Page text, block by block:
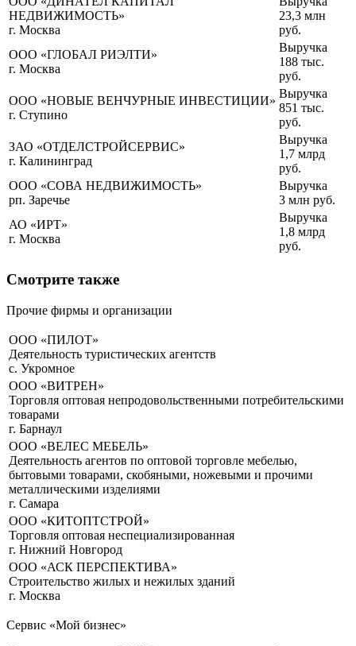
НЕДВИЖИМОСТЬ»
г. Москва
23,3 млн
руб.
ООО «ГЛОБАЛ РИЭЛТИ»
г. Москва
Выручка
188 тыс.
руб.
ООО «НОВЫЕ ВЕНЧУРНЫЕ ИНВЕСТИЦИИ»
г. Ступино
Выручка
851 тыс.
руб.
ЗАО «ОТДЕЛСТРОЙСЕРВИС»
г. Калининград
Выручка
1,7 млрд
руб.
ООО «СОВА НЕДВИЖИМОСТЬ»
рп. Заречье
Выручка
3 млн руб.
АО «ИРТ»
г. Москва
Выручка
1,8 млрд
руб.
Смотрите также
Прочие фирмы и организации
ООО «ПИЛОТ»
Деятельность туристических агентств
с. Укромное
ООО «ВИТРЕН»
Торговля оптовая непродовольственными потребительскими
товарами
г. Барнаул
ООО «ВЕЛЕС МЕБЕЛЬ»
Деятельность агентов по оптовой торговле мебелью,
бытовыми товарами, скобяными, ножевыми и прочими
металлическими изделиями
г. Самара
ООО «КИТОПТСТРОЙ»
Торговля оптовая неспециализированная
г. Нижний Новгород
ООО «АСК ПЕРСПЕКТИВА»
Строительство жилых и нежилых зданий
г. Москва
Сервис «Мой бизнес»